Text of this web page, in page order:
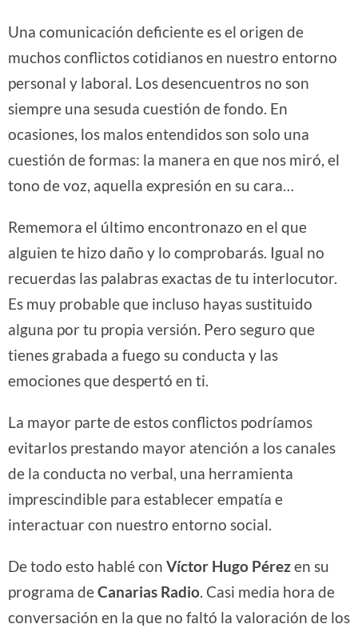
Una comunicación deficiente es el origen de
muchos conflictos cotidianos en nuestro entorno
personal y laboral. Los desencuentros no son
siempre una sesuda cuestión de fondo. En
ocasiones, los malos entendidos son solo una
cuestión de formas: la manera en que nos miró, el
tono de voz, aquella expresión en su cara…
Rememora el último encontronazo en el que
alguien te hizo daño y lo comprobarás. Igual no
recuerdas las palabras exactas de tu interlocutor.
Es muy probable que incluso hayas sustituido
alguna por tu propia versión. Pero seguro que
tienes grabada a fuego su conducta y las
emociones que despertó en ti.
La mayor parte de estos conflictos podríamos
evitarlos prestando mayor atención a los canales
de la conducta no verbal, una herramienta
imprescindible para establecer empatía e
interactuar con nuestro entorno social.
De todo esto hablé con Víctor Hugo Pérezen su
programa deCanarias Radio. Casi media hora de
conversación en la que no faltó la valoración de los